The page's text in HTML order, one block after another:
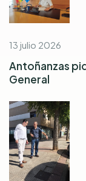
13 julio 2026
Antoñanzas
General